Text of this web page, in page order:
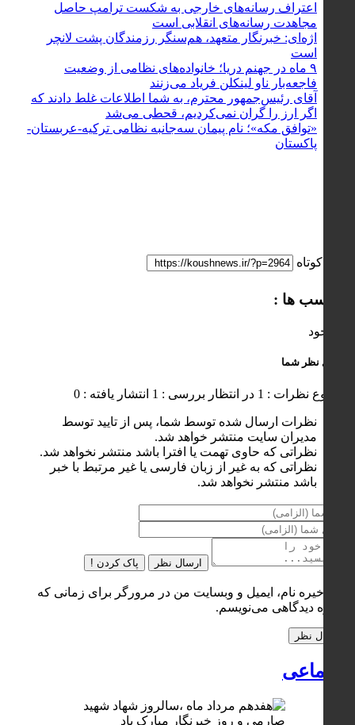
اعتراف رسانه‌های خارجی به شکست ترامپ حاصل
مجاهدت رسانه‌های انقلابی است
اژه‌ای: خبرنگار متعهد، هم‌سنگر رزمندگان پشت لانچر
است
۹ ماه در جهنم دریا؛ خانواده‌های نظامی از وضعیت
فاجعه‌بار ناو لینکلن فریاد می‌زنند
آقای رئیس‌جمهور محترم، به شما اطلاعات غلط دادند که
اگر ارز را گران نمی‌کردیم، قحطی می‌شد
«توافق مکه»؛ نام پیمان سه‌جانبه نظامی ترکیه-عربستان-
پاکستان
لینک کوتاه
برچسب ها :
ناموجود
ارسال نظر شما
مجموع نظرات : 1 در انتظار بررسی : 1 انتشار یافته : 0
نظرات ارسال شده توسط شما، پس از تایید توسط
مدیران سایت منتشر خواهد شد.
نظراتی که حاوی تهمت یا افترا باشد منتشر نخواهد شد.
نظراتی که به غیر از زبان فارسی یا غیر مرتبط با خبر
باشد منتشر نخواهد شد.
ارسال نظر پاک کردن !
ذخیره نام، ایمیل و وبسایت من در مرورگر برای زمانی که
دوباره دیدگاهی می‌نویسم.
اجتماعی